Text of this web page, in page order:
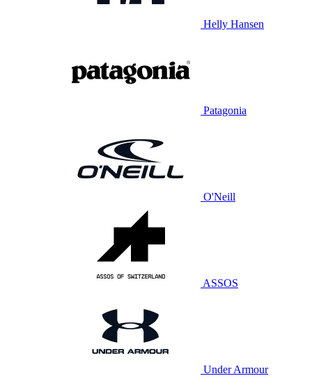
Helly Hansen
Patagonia
O'Neill
ASSOS
Under Armour